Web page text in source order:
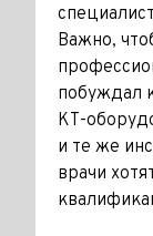
Важно,
побуждал
КТ-
и те же
врачи